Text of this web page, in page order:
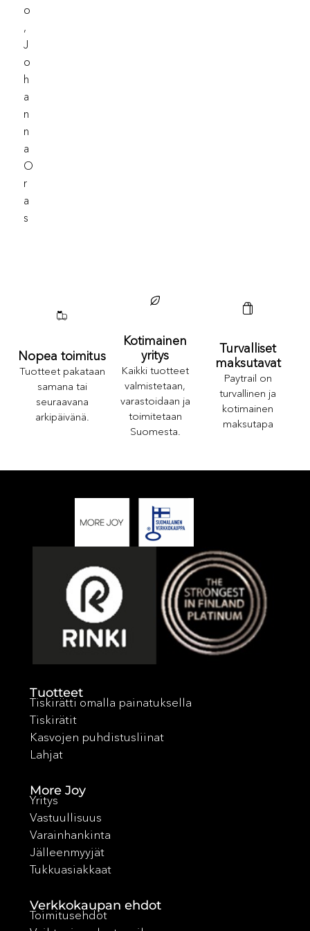
O
,
J
O
H
A
N
N
A
O
R
A
S
Nopea toimitus
Tuotteet pakataan
samana tai
seuraavana
arkipäivänä.
Kotimainen
yritys
Kaikki tuotteet
valmistetaan,
varastoidaan ja
toimitetaan
Suomesta.
Turvalliset
maksutavat
Paytrail on
turvallinen ja
kotimainen
maksutapa
Tuotteet
Tiskirätti omalla painatuksella
Tiskirätit
Kasvojen puhdistusliinat
Lahjat
More Joy
Yritys
Vastuullisuus
Varainhankinta
Jälleenmyyjät
Tukkuasiakkaat
Verkkokaupan ehdot
Toimitusehdot